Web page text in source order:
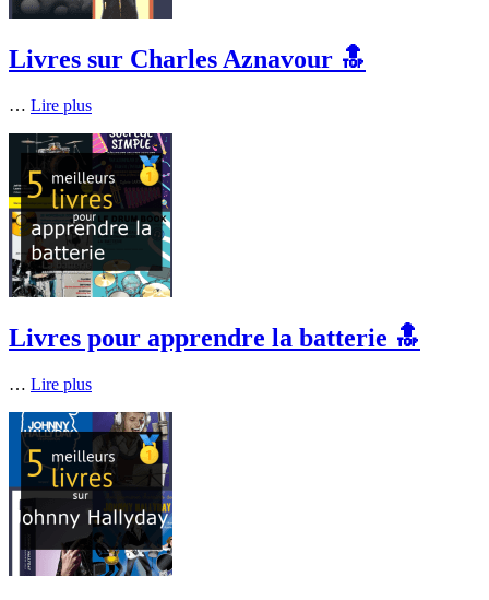
Livres sur Charles Aznavour 🔝
… Lire plus
Livres pour apprendre la batterie 🔝
… Lire plus